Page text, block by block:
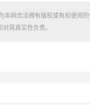
本网合法拥有版权或有权使用
其真实性负责。